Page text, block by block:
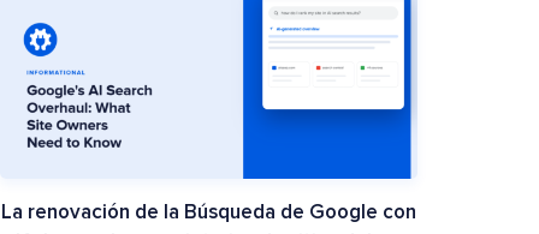
La renovación de la Búsqueda de Google con